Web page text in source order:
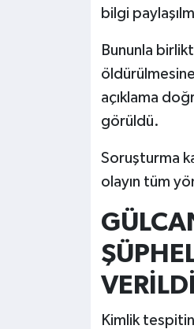
bilgi
Bununla
açıklama
görüldü.
Soruşturma
olayın tüm
Kimlik